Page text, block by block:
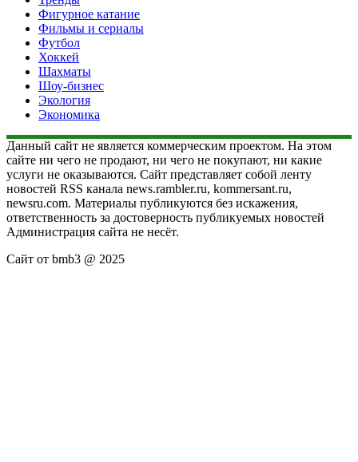
Фигурное катание
Фильмы и сериалы
Футбол
Хоккей
Шахматы
Шоу-бизнес
Экология
Экономика
Данный сайт не является коммерческим проектом. На этом
сайте ни чего не продают, ни чего не покупают, ни какие
услуги не оказываются. Сайт представляет собой ленту
новостей RSS канала news.rambler.ru, kommersant.ru,
newsru.com. Материалы публикуются без искажения,
ответственность за достоверность публикуемых новостей
Администрация сайта не несёт.
Сайт от bmb3 @ 2025